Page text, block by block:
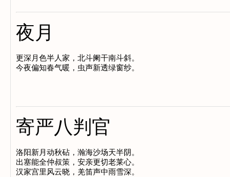
夜月
更深月色半人家，北斗阑干南斗斜。
寄严八判官
洛阳新月动秋砧，瀚海沙场天半阴。
出塞能全仲叔策，安亲更切老莱心。
汉家宫里风云晓，羌笛声中雨雪深。